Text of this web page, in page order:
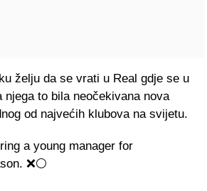
želju da se vrati u Real gdje se u
to bila neočekivana nova
od najvećih klubova na svijetu.
a young manager for
❌⚪️